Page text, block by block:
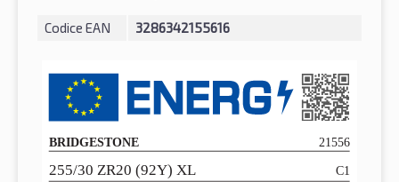
Codice EAN 3286342155616